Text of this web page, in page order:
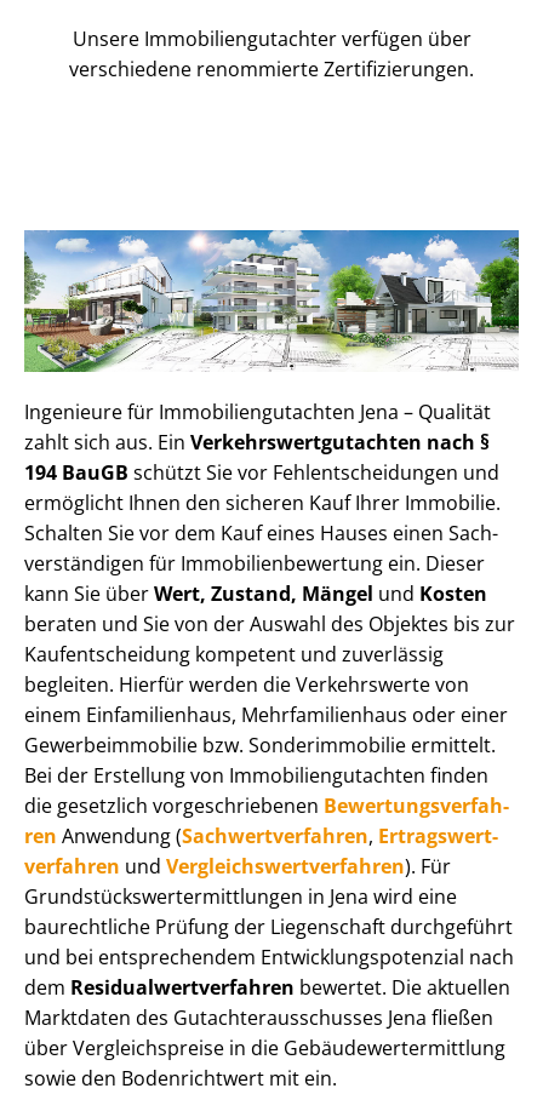
Unsere Immobilien­gutachter verfügen über
verschiedene renommierte Zer­ti­fi­zie­run­gen.
Ingenieure für Im­mo­bi­li­en­gut­ach­ten Jena – Qualität
zahlt sich aus. Ein Ver­kehrs­wert­gut­ach­ten nach §
194 BauGB schützt Sie vor Fehl­ent­schei­dun­gen und
ermöglicht Ihnen den sicheren Kauf Ihrer Immobilie.
Schalten Sie vor dem Kauf eines Hauses einen Sach­
ver­stän­di­gen für Im­mo­bi­li­en­be­wer­tung ein. Dieser
kann Sie überWert, Zustand, Mängel und Kosten
beraten und Sie von der Auswahl des Objektes bis zur
Kauf­ent­schei­dung kompetent und zuverlässig
begleiten. Hierfür werden die Verkehrswerte von
einem Einfamilienhaus, Mehr­fa­mi­li­en­haus oder einer
Ge­wer­be­im­mo­bi­lie bzw. Sonderimmobilie ermittelt.
Bei der Erstellung von Im­mo­bi­li­en­gut­ach­ten finden
die gesetzlich vor­ge­schrie­be­nen Be­wer­tungs­ver­fah­
ren Anwendung (Sach­wert­ver­fah­ren, Er­trags­wert­
ver­fah­ren und Ver­gleichs­wert­ver­fah­ren). Für
Grund­stücks­wert­ermitt­lun­gen in Jena wird eine
baurechtliche Prüfung der Liegenschaft durchgeführt
und bei entsprechendem Ent­wick­lungs­po­ten­zi­al nach
dem Re­si­du­al­wert­ver­fah­ren bewertet. Die aktuellen
Marktdaten des Gut­ach­ter­aus­schus­ses Jena fließen
über Ver­gleichs­prei­se in die Ge­bäu­de­wert­ermitt­lung
sowie den Bodenrichtwert mit ein.